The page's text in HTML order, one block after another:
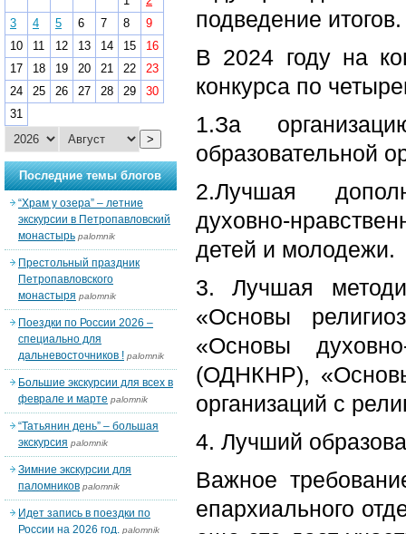
подведение итогов.
В 2024 году на
конкурса по
1.За
образовательной
2.Лучшая
духовно-
детей и молодежи.
3. Лучшая
«Основы
«Основы
(ОДНКНР),
организаций с
4. Лучший
Важное
епархиального
3
4 5 6 7 8
9
10
11 12 13 14 15
16
17
18 19 20 21 22
23
24
25 26 27 28 29
30
31
>
Последние темы блогов
“Храм у озера” – летние
экскурсии в Петропавловский
монастырь palomnik
Престольный праздник
Петропавловского
монастыря palomnik
Поездки по России 2026 –
специально для
дальневосточников ! palomnik
Большие экскурсии для всех в
феврале и марте palomnik
“Татьянин день” – большая
экскурсия palomnik
Зимние экскурсии для
паломников palomnik
Идет запись в поездки по
России на 2026 год. palomnik